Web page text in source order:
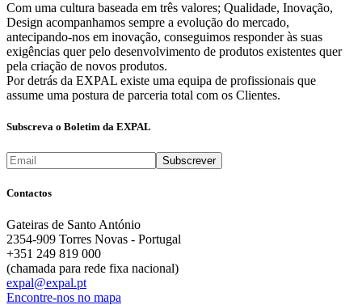
Com uma cultura baseada em três valores; Qualidade, Inovação,
Design acompanhamos sempre a evolução do mercado,
antecipando-nos em inovação, conseguimos responder às suas
exigências quer pelo desenvolvimento de produtos existentes quer
pela criação de novos produtos.
Por detrás da EXPAL existe uma equipa de profissionais que
assume uma postura de parceria total com os Clientes.
Subscreva o Boletim da EXPAL
Contactos
Gateiras de Santo António
2354-909 Torres Novas - Portugal
+351 249 819 000
(chamada para rede fixa nacional)
expal@expal.pt
Encontre-nos no mapa